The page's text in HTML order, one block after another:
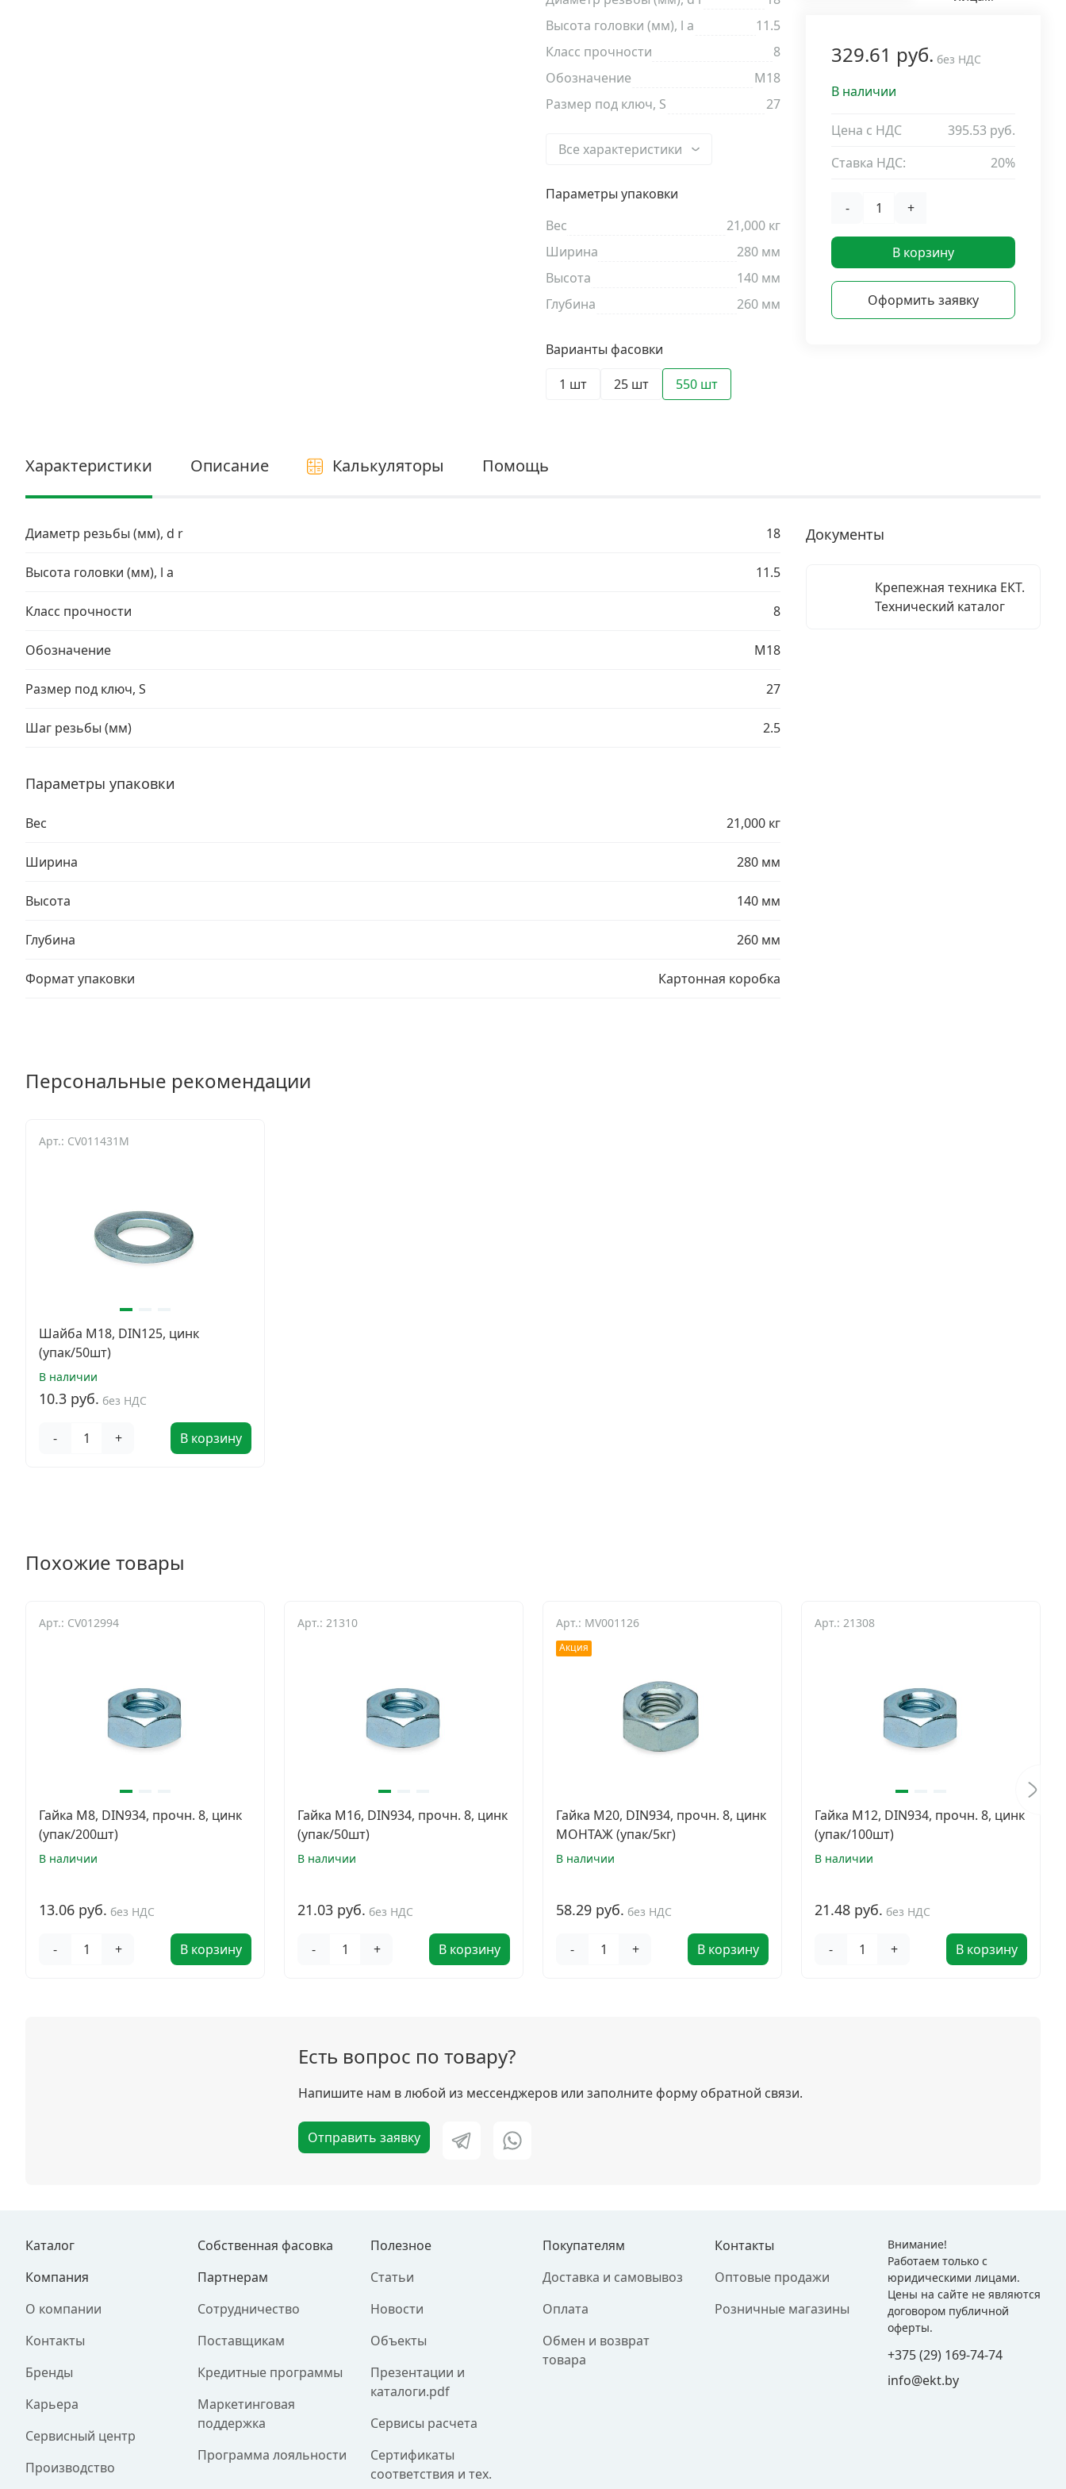
Скобяные изделия и мебельная фурнитура
Высота головки (мм), l a
11.5
Класс прочности
8
Обозначение
М18
Размер под ключ, S
27
Все характеристики
Параметры упаковки
Вес
21,000 кг
Ширина
280 мм
Высота
140 мм
Глубина
260 мм
Варианты фасовки
1 шт
25 шт 550 шт
329.61 руб. без НДС
В наличии
Цена с НДС
395.53 руб.
Ставка НДС:
20%
- +
В корзину
Оформить заявку
Характеристики Описание Калькуляторы Помощь
Диаметр резьбы (мм), d r 18
Высота головки (мм), l a 11.5
Класс прочности 8
Обозначение М18
Размер под ключ, S 27
Шаг резьбы (мм) 2.5
Параметры упаковки
Вес 21,000 кг
Ширина 280 мм
Высота 140 мм
Глубина 260 мм
Формат упаковки Картонная коробка
Документы
Крепежная техника ЕКТ.
Технический каталог
Персональные рекомендации
Арт.: CV011431M
Шайба М18, DIN125, цинк
(упак/50шт)
В наличии
10.3 руб. без НДС
- + В корзину
Похожие товары
Арт.: CV012994
Гайка М8, DIN934, прочн. 8, цинк
(упак/200шт)
В наличии
13.06 руб. без НДС
- + В корзину
Арт.: 21310
Гайка М16, DIN934, прочн. 8, цинк
(упак/50шт)
В наличии
21.03 руб. без НДС
- + В корзину
Арт.: MV001126
Акция
Гайка М20, DIN934, прочн. 8, цинк
МОНТАЖ (упак/5кг)
В наличии
58.29 руб. без НДС
- + В корзину
Арт.: 21308
Гайка М12, DIN934, прочн. 8, цинк
(упак/100шт)
В наличии
21.48 руб. без НДС
- + В корзину
Есть вопрос по товару?
Напишите нам в любой из мессенджеров или заполните форму обратной связи.
Отправить заявку
Каталог
Компания
О компании
Контакты
Бренды
Карьера
Сервисный центр
Производство
Собственная фасовка
Партнерам
Сотрудничество
Поставщикам
Кредитные программы
Маркетинговая
поддержка
Программа лояльности
Полезное
Статьи
Новости
Объекты
Презентации и
каталоги.pdf
Сервисы расчета
Сертификаты
соответствия и тех.
Покупателям
Доставка и самовывоз
Оплата
Обмен и возврат
товара
Контакты
Оптовые продажи
Розничные магазины
Внимание!
Работаем только с
юридическими лицами.
Цены на сайте не являются
договором публичной
оферты.
+375 (29) 169-74-74
info@ekt.by